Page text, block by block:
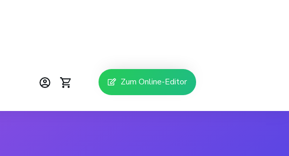
Zum Online-Editor